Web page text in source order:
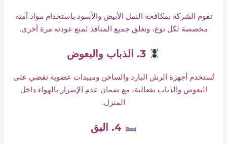
تقوم الشركة بمكافحة النمل الأبيض والأسود باستخدام مواد آمنة
مخصصة لكل نوع، وتغلق جميع المنافذ لمنع عودته مرة أخرى.
3. الذباب والبعوض
تُستخدم أجهزة الرش البارد والساخن ومبيدات عضوية تقضي على
البعوض والذباب بفعالية، مع ضمان عدم الإضرار بالهواء داخل
المنزل.